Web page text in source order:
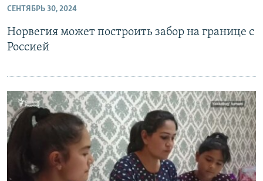
СЕНТЯБРЬ 30, 2024
Норвегия может построить забор на границе с
Россией